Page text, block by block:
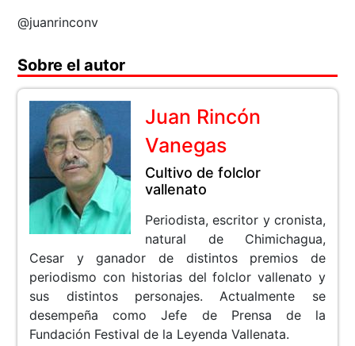
@juanrinconv
Sobre el autor
Juan Rincón
Vanegas
Cultivo de folclor
vallenato
Periodista, escritor y cronista,
natural de Chimichagua,
Cesar y ganador de distintos premios de
periodismo con historias del folclor vallenato y
sus distintos personajes. Actualmente se
desempeña como Jefe de Prensa de la
Fundación Festival de la Leyenda Vallenata.